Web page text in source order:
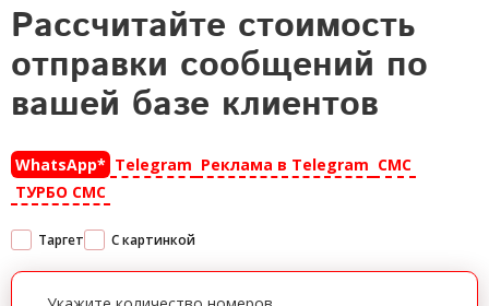
Рассчитайте стоимость
отправки сообщений по
вашей базе клиентов
WhatsApp* Telegram Реклама в Telegram СМС
ТУРБО СМС
Таргет С картинкой